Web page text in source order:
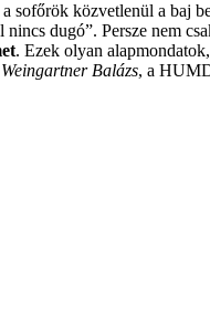
sofőrök közvetlenül a
dugó”. Persze nem
. Ezek olyan
Weingartner Balázs, a